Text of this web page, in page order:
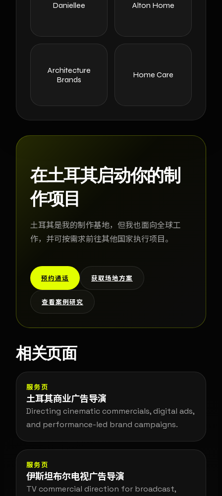
Daniellee Alton Home
Architecture
Brands
Home Care
在土耳其启动你的制
作项目
土耳其是我的制作基地，但我也面向全球工
作，并可按需求前往其他国家执行项目。
预约通话 获取场地方案
查看案例研究
相关页面
服务页
土耳其商业广告导演
Directing cinematic commercials, digital ads,
and performance-led brand campaigns.
服务页
伊斯坦布尔电视广告导演
TV commercial direction for broadcast,